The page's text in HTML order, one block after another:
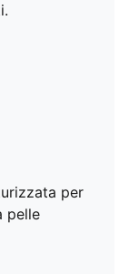
per
pelle